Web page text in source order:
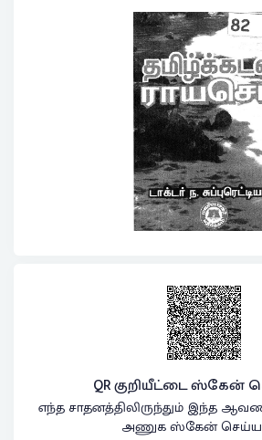
QR குறியீட்டை ஸ்கேன்
எந்த சாதனத்திலிருந்தும் இந்த
அணுக ஸ்கேன்